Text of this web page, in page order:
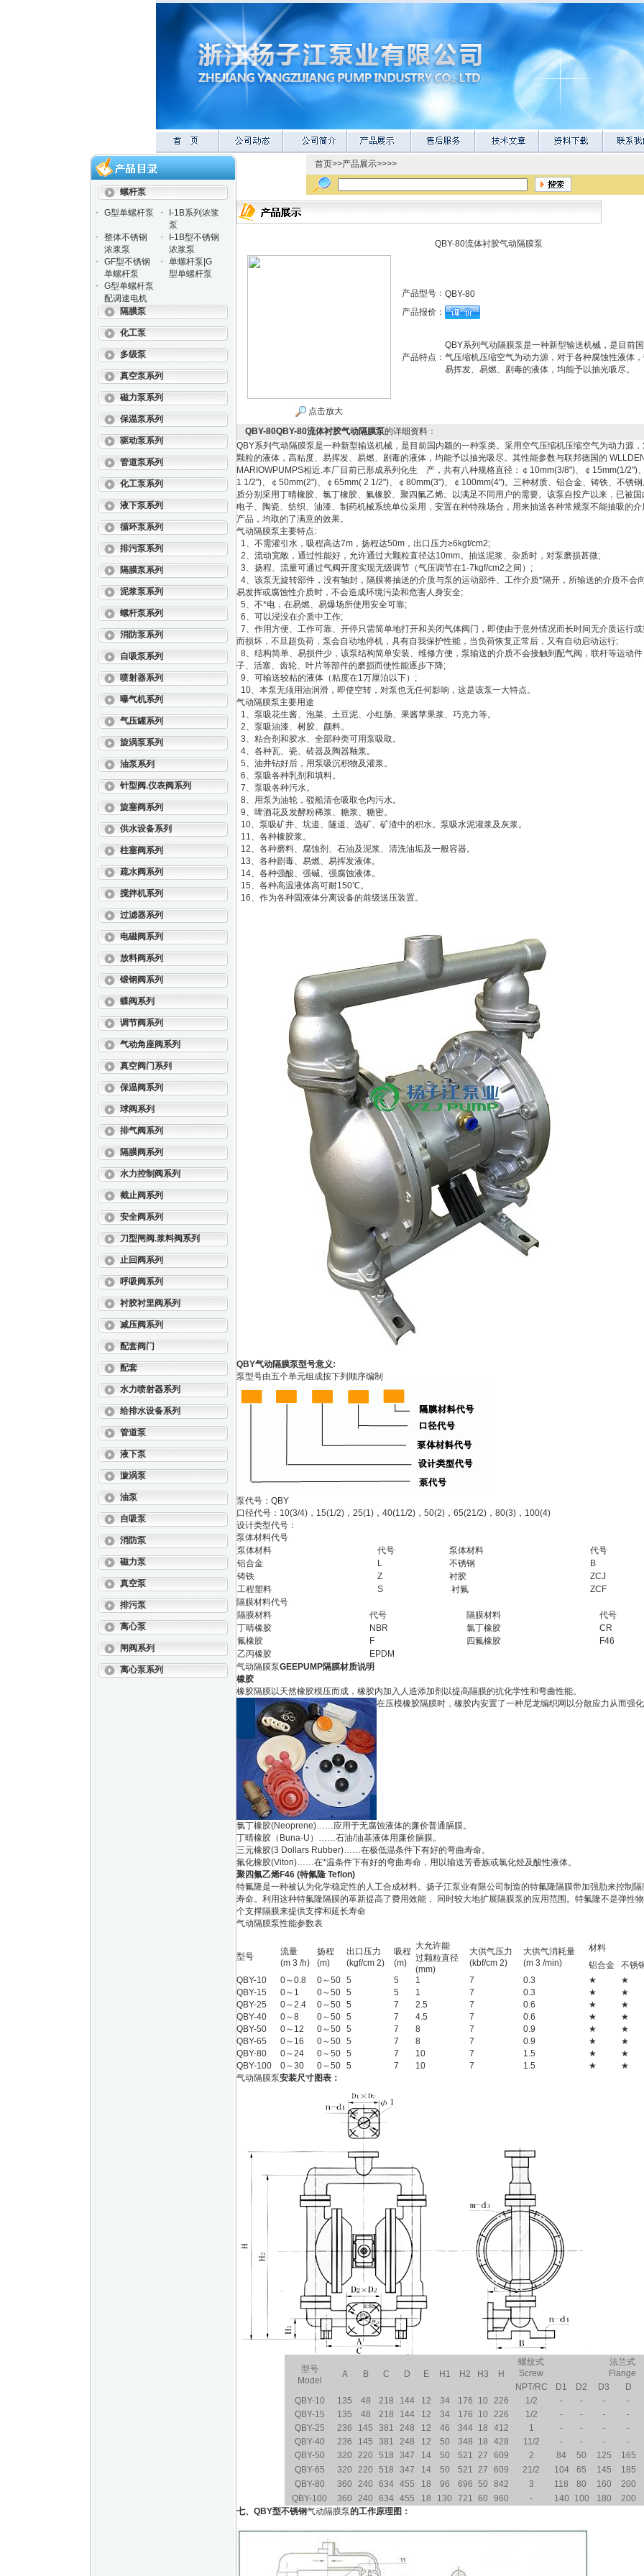
螺杆泵
·
G型单螺杆泵 ·
I-1B系列浓浆
泵
·
整体不锈钢
浓浆泵
·
I-1B型不锈钢
浓浆泵
·
GF型不锈钢
单螺杆泵
·
单螺杆泵|G
型单螺杆泵
·
G型单螺杆泵
配调速电机
隔膜泵
化工泵
多级泵
真空泵系列
磁力泵系列
保温泵系列
驱动泵系列
管道泵系列
化工泵系列
液下泵系列
循环泵系列
排污泵系列
隔膜泵系列
泥浆泵系列
螺杆泵系列
消防泵系列
自吸泵系列
喷射器系列
曝气机系列
气压罐系列
旋涡泵系列
油泵系列
针型阀.仪表阀系列
旋塞阀系列
供水设备系列
柱塞阀系列
疏水阀系列
搅拌机系列
过滤器系列
电磁阀系列
放料阀系列
锻钢阀系列
蝶阀系列
调节阀系列
气动角座阀系列
真空阀门系列
保温阀系列
球阀系列
排气阀系列
隔膜阀系列
水力控制阀系列
截止阀系列
安全阀系列
刀型闸阀.浆料阀系列
止回阀系列
呼吸阀系列
衬胶衬里阀系列
减压阀系列
配套阀门
配套
水力喷射器系列
给排水设备系列
管道泵
液下泵
漩涡泵
油泵
自吸泵
消防泵
磁力泵
真空泵
排污泵
离心泵
闸阀系列
离心泵系列
首页>>产品展示>>>>
QBY-80流体衬胶气动隔膜泵
点击放大
产品型号： QBY-80
产品报价：
产品特点：
QBY系列气动隔膜泵是一种新型输送机械，是目前
气压缩机压缩空气为动力源，对于各种腐蚀性液体，
易挥发、易燃、剧毒的液体，均能予以抽光吸尽。
QBY-80QBY-80流体衬胶气动隔膜泵的详细资料：
QBY系列气动隔膜泵是一种新型输送机械，是目前国内颖的一种泵类。采用空气压缩机压缩空气为动力源
颗粒的液体，高粘度、易挥发、易燃、剧毒的液体，均能予以抽光吸尽。其性能参数与联邦德国的
MARIOWPUMPS相近.本厂目前已形成系列化生 产，共有八种规格直径：￠10mm(3/8")、￠15mm(1/2")
1 1/2")、￠50mm(2")、￠65mm( 2 1/2")、￠80mm(3")、￠100mm(4")。三种材质、铝合金、铸铁、不锈
质分别采用丁晴橡胶、氯丁橡胶、氟橡胶、聚四氟乙烯。以满足不同用户的需要。该泵自投产以来，已被国
电子、陶瓷、纺织、油漆、制药机械系统单位采用，安置在种特殊场合，用来抽送各种常规泵不能抽吸的
产品，均取的了满意的效果。
气动隔膜泵主要特点:
1、不需灌引水，吸程高达7m，扬程达50m，出口压力≥6kgf/cm2;
2、流动宽敞，通过性能好，允许通过大颗粒直径达10mm。抽送泥浆、杂质时，对泵磨损甚微;
3、扬程、流量可通过气阀开度实现无级调节（气压调节在1-7kgf/cm2之间）;
4、该泵无旋转部件，没有轴封，隔膜将抽送的介质与泵的运动部件、工作介质*隔开，所输送的介质不会
易发挥或腐蚀性介质时，不会造成环境污染和危害人身安全;
5、不*电，在易燃、易爆场所使用安全可靠;
6、可以浸没在介质中工作;
7、作用方便、工作可靠、开停只需简单地打开和关闭气体阀门，即使由于意外情况而长时间无介质运行
而损坏，不旦超负荷，泵会自动地停机，具有自我保护性能，当负荷恢复正常后，又有自动启动运行;
8、结构简单、易损件少，该泵结构简单安装、维修方便，泵输送的介质不会接触到配气阀，联杆等运动
子、活塞、齿轮、叶片等部件的磨损而使性能逐步下降;
9、可输送较粘的液体（粘度在1万厘泊以下）;
10、本泵无须用油润滑，即使空转，对泵也无任何影响，这是该泵一大特点。
气动隔膜泵主要用途
1、泵吸花生酱、泡菜、土豆泥、小红肠、果酱苹果浆、巧克力等。
2、泵吸油漆、树胶、颜料。
3、粘合剂和胶水、全部种类可用泵吸取。
4、各种瓦、瓷、砖器及陶器釉浆。
5、油井钻好后，用泵吸沉积物及灌浆。
6、泵吸各种乳剂和填料。
7、泵吸各种污水。
8、用泵为油轮，驳船清仓吸取仓内污水。
9、啤酒花及发酵粉稀浆、糖浆、糖密。
10、泵吸矿井、坑道、隧道、选矿、矿渣中的积水。泵吸水泥灌浆及灰浆。
11、各种橡胶浆。
12、各种磨料、腐蚀剂、石油及泥浆、清洗油垢及一般容器。
13、各种剧毒、易燃、易挥发液体。
14、各种强酸、强碱、强腐蚀液体。
15、各种高温液体高可耐150℃。
16、作为各种固液体分离设备的前级送压装置。
QBY气动隔膜泵型号意义:
泵型号由五个单元组成按下列顺序编制
泵代号：QBY
口径代号：10(3/4)，15(1/2)，25(1)，40(11/2)，50(2)，65(21/2)，80(3)，100(4)
设计类型代号：
泵体材料代号
泵体材料
代号 泵体材料
代号
铝合金
L 不锈钢
B
铸铁
Z 衬胶
ZCJ
工程塑料
S 衬氟
ZCF
隔膜材料代号
隔膜材料
代号 隔膜材料
代号
丁晴橡胶
NBR 氯丁橡胶
CR
氟橡胶
F 四氟橡胶
F46
乙丙橡胶
EPDM
气动隔膜泵GEEPUMP隔膜材质说明
橡胶
橡胶隔膜以天然橡胶模压而成，橡胶内加入人造添加剂以提高隔膜的抗化学性和弯曲性能。
在压模橡胶隔膜时，橡胶内安置了一种尼龙编织网以分散应力从而强化
氯丁橡胶(Neoprene)……应用于无腐蚀液体的廉价普通膈膜。
丁晴橡胶（Buna-U）……石油/油基液体用廉价膈膜。
三元橡胶(3 Dollars Rubber)……在极低温条件下有好的弯曲寿命。
氟化橡胶(Viton)……在*温条件下有好的弯曲寿命，用以输送芳香族或氯化烃及酸性液体。
聚四氟乙烯F46 (特氟隆 Teflon)
特氟隆是一种被认为化学稳定性的人工合成材料。扬子江泵业有限公司制造的特氟隆隔膜带加强肋来控制
寿命。利用这种特氟隆隔膜的革新提高了费用效能， 同时较大地扩展隔膜泵的应用范围。特氟隆不是弹性
个支撑隔膜来提供支撑和延长寿命
气动隔膜泵性能参数表
型号
流量
(m 3 /h)
扬程
(m)
出口压力
(kgf/cm 2)
吸程
(m)
大允许能
过颗粒直径
(mm)
大供气压力
(kbf/cm 2)
大供气消耗量
(m 3 /min)
材料
铝合金
不锈
QBY-10
0～0.8 0～50 5 5 1 7 0.3 ★ ★
QBY-15
0～1 0～50 5 5 1 7 0.3 ★ ★
QBY-25
0～2.4 0～50 5 7 2.5 7 0.6 ★ ★
QBY-40
0～8 0～50 5 7 4.5 7 0.6 ★ ★
QBY-50
0～12 0～50 5 7 8 7 0.9 ★ ★
QBY-65
0～16 0～50 5 7 8 7 0.9 ★ ★
QBY-80
0～24 0～50 5 7 10 7 1.5 ★ ★
QBY-100
0～30 0～50 5 7 10 7 1.5 ★ ★
气动隔膜泵安装尺寸图表：
型号
Model
A B C D E H1 H2 H3 H
螺纹式
Screw
法兰式
Flange
NPT/RC
D1 D2 D3 D
QBY-10
135 48 218 144 12 34 176 10 226 1/2 - - - -
QBY-15 135 48 218 144 12 34 176 10 226 1/2 - - - -
QBY-25 236 145 381 248 12 46 344 18 412 1 - - - -
QBY-40 236 145 381 248 12 50 348 18 428 11/2 - - - -
QBY-50 320 220 518 347 14 50 521 27 609 2 84 50 125 165
QBY-65 320 220 518 347 14 50 521 27 609 21/2 104 65 145 185
QBY-80 360 240 634 455 18 96 696 50 842 3 118 80 160 200
QBY-100 360 240 634 455 18 130 721 60 960 - 140 100 180 200
七、 QBY型不锈钢气动隔膜泵的工作原理图：